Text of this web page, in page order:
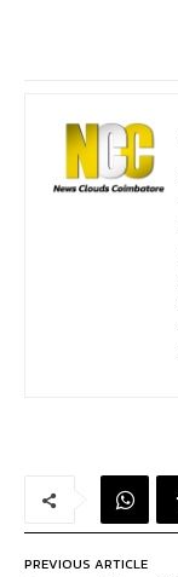
PREVIOUS ARTICLE